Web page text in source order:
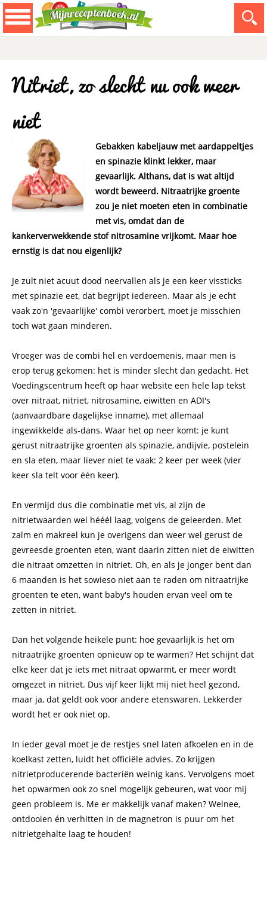
Nitriet, zo slecht nu ook weer
niet
Gebakken kabeljauw met aardappeltjes
en spinazie klinkt lekker, maar
gevaarlijk. Althans, dat is wat altijd
wordt beweerd. Nitraatrijke groente
zou je niet moeten eten in combinatie
met vis, omdat dan de
kankerverwekkende stof nitrosamine vrijkomt. Maar hoe
ernstig is dat nou eigenlijk?
Je zult niet acuut dood neervallen als je een keer vissticks
met spinazie eet, dat begrijpt iedereen. Maar als je echt
vaak zo'n 'gevaarlijke' combi verorbert, moet je misschien
toch wat gaan minderen.
Vroeger was de combi hel en verdoemenis, maar men is
erop terug gekomen: het is minder slecht dan gedacht. Het
Voedingscentrum heeft op haar website een hele lap tekst
over nitraat, nitriet, nitrosamine, eiwitten en ADI's
(aanvaardbare dagelijkse inname), met allemaal
ingewikkelde als-dans. Waar het op neer komt: je kunt
gerust nitraatrijke groenten als spinazie, andijvie, postelein
en sla eten, maar liever niet te vaak: 2 keer per week (vier
keer sla telt voor één keer).
En vermijd dus die combinatie met vis, al zijn de
nitrietwaarden wel hééél laag, volgens de geleerden. Met
zalm en makreel kun je overigens dan weer wel gerust de
gevreesde groenten eten, want daarin zitten niet de eiwitten
die nitraat omzetten in nitriet. Oh, en als je jonger bent dan
6 maanden is het sowieso niet aan te raden om nitraatrijke
groenten te eten, want baby's houden ervan veel om te
zetten in nitriet.
Dan het volgende heikele punt: hoe gevaarlijk is het om
nitraatrijke groenten opnieuw op te warmen? Het schijnt dat
elke keer dat je iets met nitraat opwarmt, er meer wordt
omgezet in nitriet. Dus vijf keer lijkt mij niet heel gezond,
maar ja, dat geldt ook voor andere etenswaren. Lekkerder
wordt het er ook niet op.
In ieder geval moet je de restjes snel laten afkoelen en in de
koelkast zetten, luidt het officiële advies. Zo krijgen
nitrietproducerende bacteriën weinig kans. Vervolgens moet
het opwarmen ook zo snel mogelijk gebeuren, wat voor mij
geen probleem is. Me er makkelijk vanaf maken? Welnee,
ontdooien én verhitten in de magnetron is puur om het
nitrietgehalte laag te houden!